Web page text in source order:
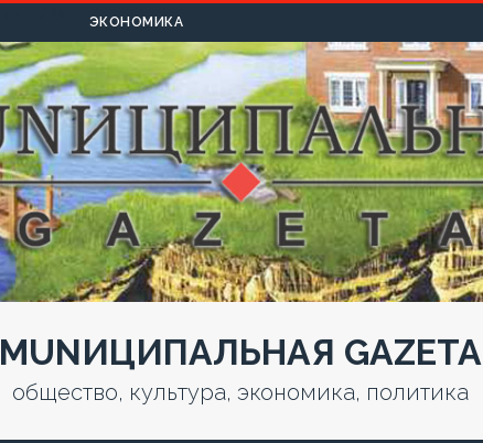
ЭКОНОМИКА
MUNИЦИПАЛЬНАЯ GAZЕТА
общество, культура, экономика, политика